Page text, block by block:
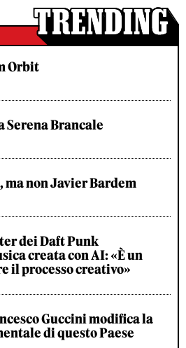
Orbit
Serena Brancale
non Javier Bardem
dei Daft Punk
creata con AI: «È un
il processo creativo»
Guccini modifica la
di questo Paese